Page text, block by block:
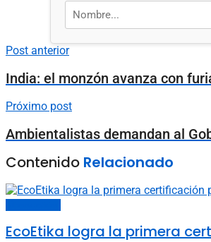
Post anterior
India: el monzón avanza con
Próximo post
Ambientalistas demandan al
Contenido Relacionado
EcoEtika logra la primera